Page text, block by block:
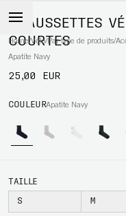
Home/Vélo/Par type de produits/
CHAUSSETTES
COURTES
Apatite Navy
25,00 EUR
COULEURApatite Navy
TAILLE
S M